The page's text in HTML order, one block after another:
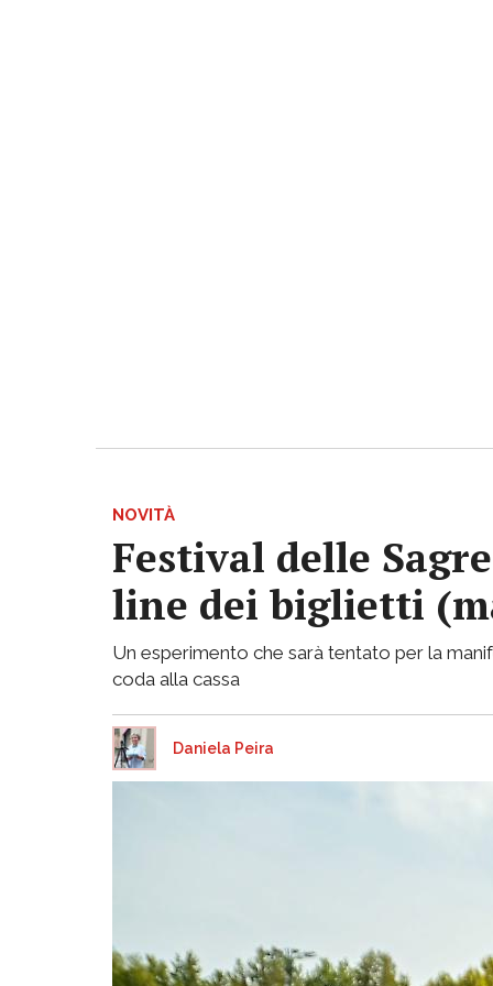
NOVITÀ
Festival delle
line dei biglietti
Un esperimento che sarà tentato per la
coda alla cassa
Daniela Peira